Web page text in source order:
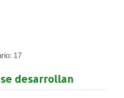
17
desarrollan